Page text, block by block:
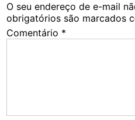
O seu endereço de e-mail
obrigatórios são marcados
Comentário *